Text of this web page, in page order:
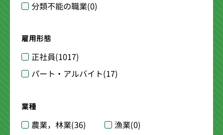
分類不能の職業(0)
雇用形態
正社員(1017)
パート・アルバイト(17)
業種
農業，林業(36) 漁業(0)